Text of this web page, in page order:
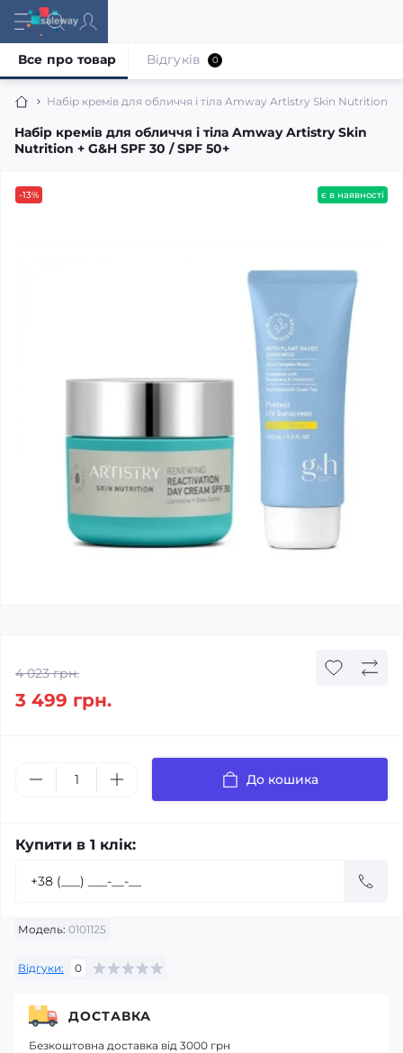
Набір кремів для обличчя і тіла Amway Artistry Skin Nutrition +
Набір кремів для обличчя і тіла Amway Artistry Skin
Nutrition + G&H SPF 30 / SPF 50+
Все про товар Відгуків 0
-13% є в наявності
Модель: 0101125
Відгуки: 0
4 023 грн.
3 499 грн.
До кошика
Купити в 1 клік:
ДОСТАВКА
Безкоштовна доставка від 3000 грн